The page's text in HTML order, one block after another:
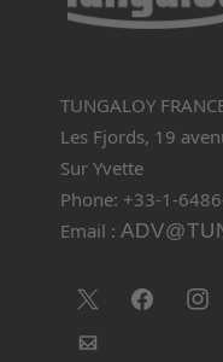
TUNGALOY
Les Fjords, 19
Sur Yvette
Phone: +33-1-
Email :